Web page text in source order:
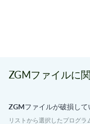
ZGMファイルに
ZGMファイルが破損して
リストから選択したプログ